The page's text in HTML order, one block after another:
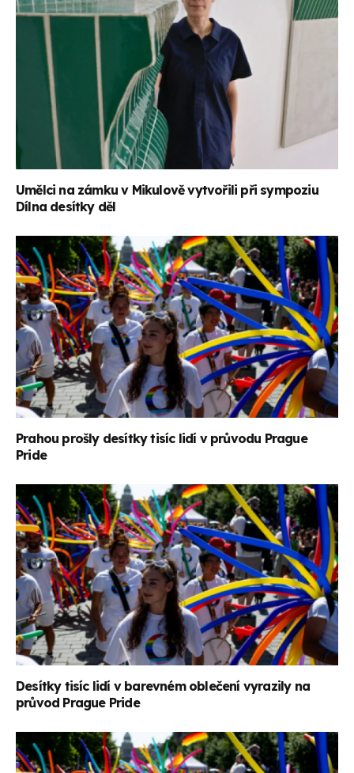
Umělci na zámku v Mikulově vytvořili při sympoziu
Dílna desítky děl
Prahou prošly desítky tisíc lidí v průvodu Prague
Pride
Desítky tisíc lidí v barevném oblečení vyrazily na
průvod Prague Pride